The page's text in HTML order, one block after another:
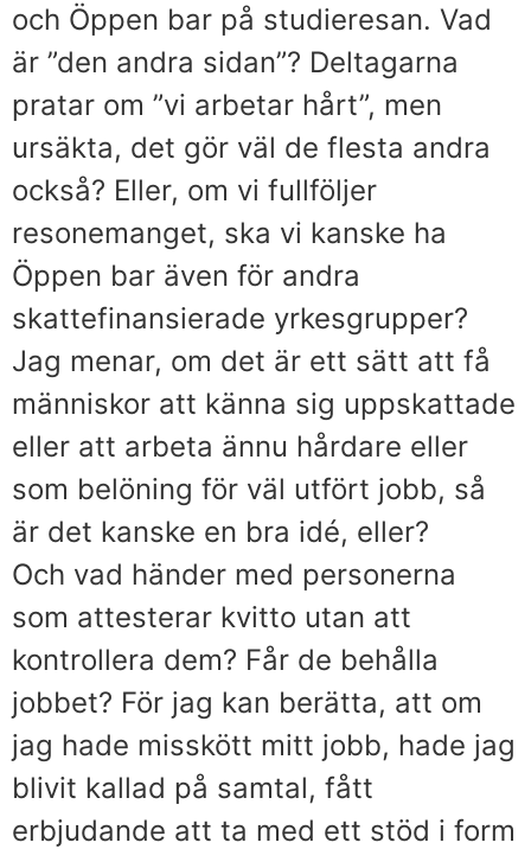
och Öppen bar på studieresan. Vad
är ”den andra sidan”? Deltagarna
pratar om ”vi arbetar hårt”, men
ursäkta, det gör väl de flesta andra
också? Eller, om vi fullföljer
resonemanget, ska vi kanske ha
Öppen bar även för andra
skattefinansierade yrkesgrupper?
Jag menar, om det är ett sätt att få
människor att känna sig uppskattade
eller att arbeta ännu hårdare eller
som belöning för väl utfört jobb, så
är det kanske en bra idé, eller?
Och vad händer med personerna
som attesterar kvitto utan att
kontrollera dem? Får de behålla
jobbet? För jag kan berätta, att om
jag hade misskött mitt jobb, hade jag
blivit kallad på samtal, fått
erbjudande att ta med ett stöd i form